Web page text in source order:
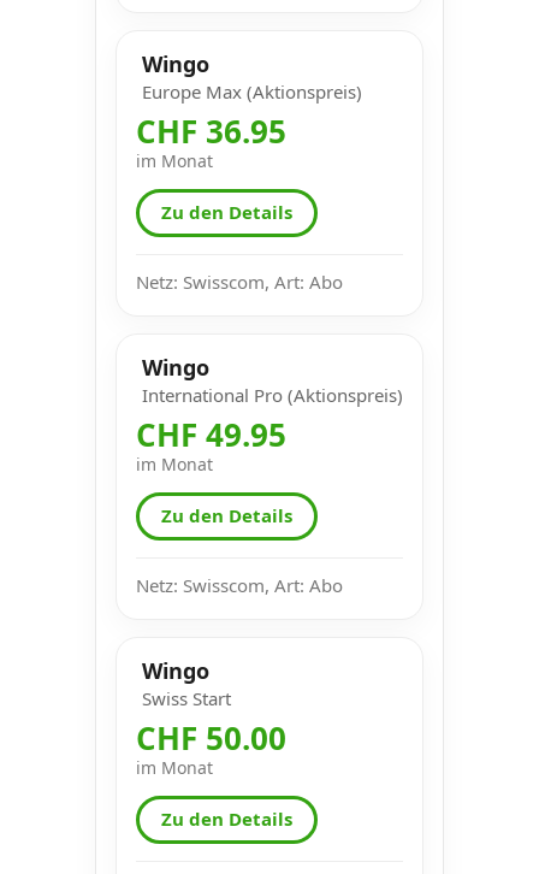
Wingo
Europe Max (Aktionspreis)
CHF 36.95
im Monat
Zu den Details
Netz: Swisscom, Art: Abo
Wingo
International Pro (Aktionspreis)
CHF 49.95
im Monat
Zu den Details
Netz: Swisscom, Art: Abo
Wingo
Swiss Start
CHF 50.00
im Monat
Zu den Details